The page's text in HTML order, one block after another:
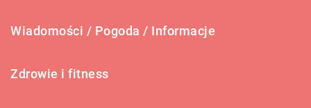
Wiadomości / Pogoda / Informacje
Zdrowie i fitness